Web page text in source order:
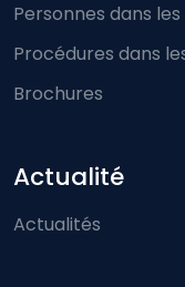
Personnes dans
Procédures dans
Brochures
Actualité
Actualités